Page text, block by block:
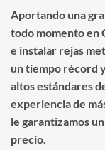
Aportando una
todo momento en
e instalar rejas
un tiempo récord
altos estándares
experiencia de
le garantizamos
precio.